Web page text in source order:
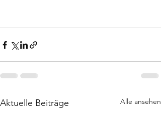
Aktuelle Beiträge Alle ansehen